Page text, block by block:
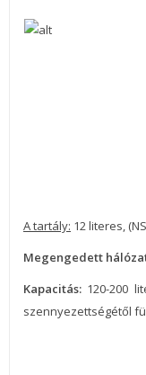
A tartály: 12 literes,
Megengedett
Kapacitás: 120-200
szennyezettségétől